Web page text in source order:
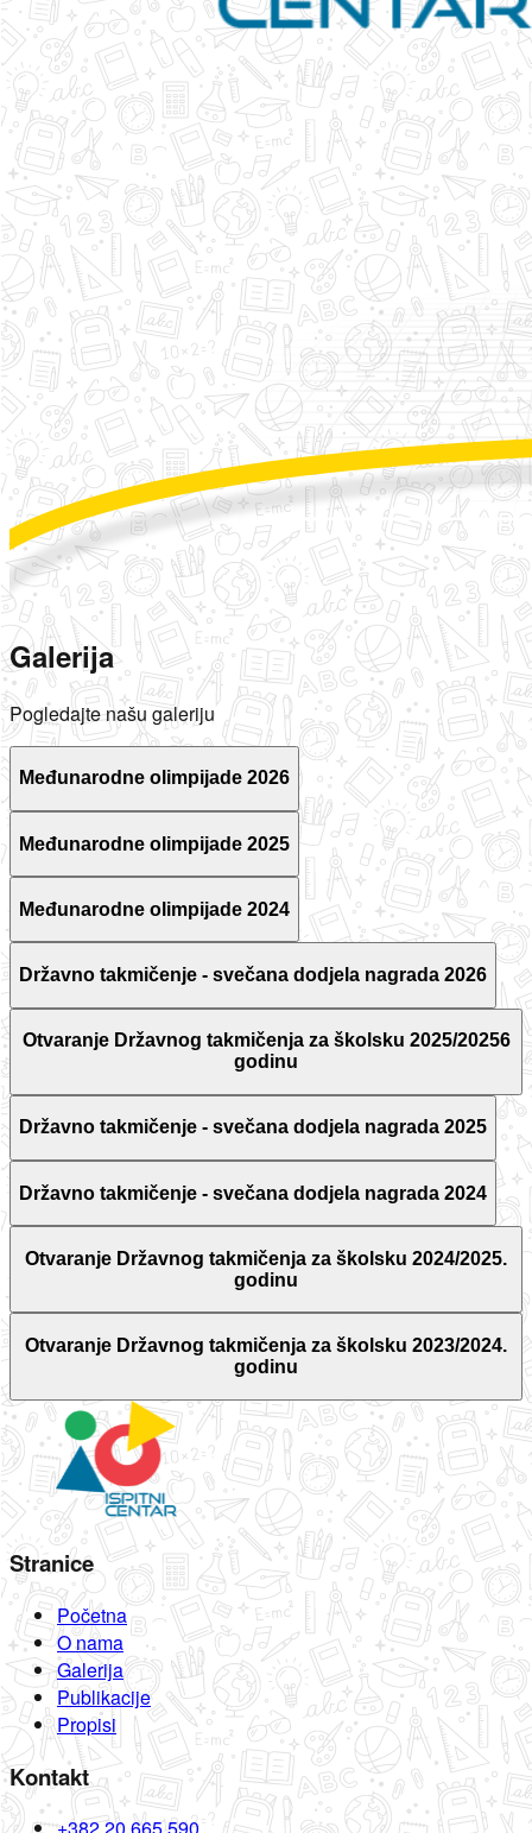
Galerija
Pogledajte našu galeriju
Međunarodne olimpijade 2026
Međunarodne olimpijade 2025
Međunarodne olimpijade 2024
Državno takmičenje - svečana dodjela nagrada 2026
Otvaranje Državnog takmičenja za školsku 2025/20256
godinu
Državno takmičenje - svečana dodjela nagrada 2025
Državno takmičenje - svečana dodjela nagrada 2024
Otvaranje Državnog takmičenja za školsku 2024/2025.
godinu
Otvaranje Državnog takmičenja za školsku 2023/2024.
godinu
Stranice
Početna
O nama
Galerija
Publikacije
Propisi
Kontakt